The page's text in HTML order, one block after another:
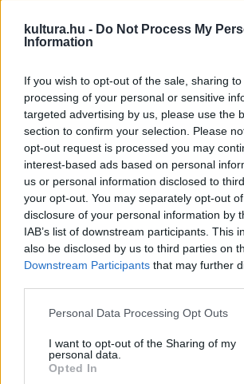
kultura.hu - Do Not Process My
Information
If you wish to opt-out of the sale, sharing
processing of your personal or sensitive
targeted advertising by us, please use the
section to confirm your selection. Please
opt-out request is processed you may
interest-based ads based on personal
us or personal information disclosed to
your opt-out. You may separately opt-out
disclosure of your personal information by
IAB’s list of downstream participants. This
also be disclosed by us to third parties on
Downstream Participants that may further
Please note that this website/app uses one
not limited to your visit or usage behaviour.
grant or deny consent to Google and its
use your data for below specified purposes
Personal Data Processing Opt Outs
I want to opt-out of the Sharing of my
personal data.
Opted In
szemléltetésére, valamint
célokkal is. A cirkusz egyszerre
szárnyaló fantázia, lenyűgöző látvány
ragadó hangzás, utánozhatatlan egyéni
mozgásformák sorozata emberek,
között. Az artistaművészek produkciói
szavak nélkül közvetítenek üzeneteket,
történeteket, miközben a személyes
élményét nyújtják mindenkinek egy-egy
megismételhetetlen és katartikus
helyszín egy cirkuszépület,
közösségi tér, iskola tornaterme vagy
szabadtéri terület.
A megvalósítás alkalmával a
válhatnak a cirkuszi varázslatnak. Az
lehetőséget nyújt arra, hogy a